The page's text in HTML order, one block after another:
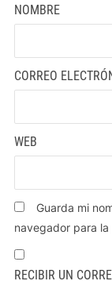
NOMBRE
CORREO
WEB
Guarda mi
navegador para
RECIBIR UN